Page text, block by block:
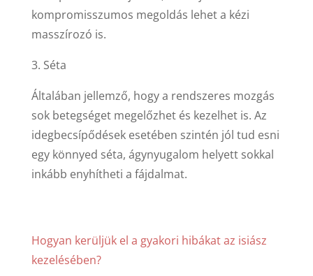
kompromisszumos megoldás lehet a kézi
masszírozó is.
3. Séta
Általában jellemző, hogy a rendszeres mozgás
sok betegséget megelőzhet és kezelhet is. Az
idegbecsípődések esetében szintén jól tud esni
egy könnyed séta, ágynyugalom helyett sokkal
inkább enyhítheti a fájdalmat.
Hogyan kerüljük el a gyakori hibákat az isiász
kezelésében?